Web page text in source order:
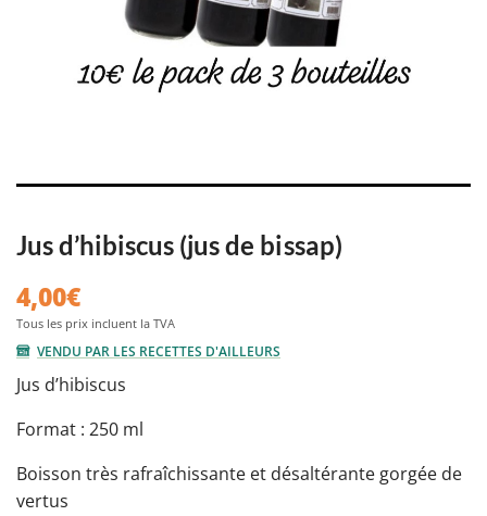
Jus d’hibiscus (jus de bissap)
4,00€
VENDU PAR LES RECETTES D'AILLEURS
Jus d’hibiscus
Format : 250 ml
Boisson très rafraîchissante et désaltérante gorgée de
vertus